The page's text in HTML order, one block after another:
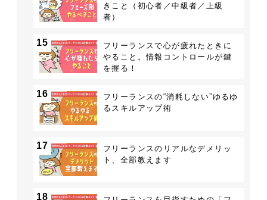
きこと（初心者／中級者／上級
者）
15
フリーランスで心が疲れたときに
やること。情報コントロールが鍵
を握る！
16
フリーランスの“消耗しない”ゆるゆ
るスキルアップ術
17
フリーランスのリアルなデメリッ
ト、全部教えます
18